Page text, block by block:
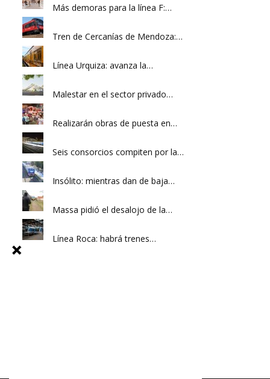
Más demoras para la línea F:…
Tren de Cercanías de Mendoza:…
Línea Urquiza: avanza la…
Malestar en el sector privado…
Realizarán obras de puesta en…
Seis consorcios compiten por la…
Insólito: mientras dan de baja…
Massa pidió el desalojo de la…
Línea Roca: habrá trenes…